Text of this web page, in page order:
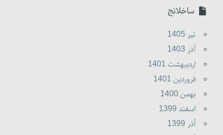
ساخلانج
تير 1405
آذر 1403
ارديبهشت 1401
فروردين 1401
بهمن 1400
اسفند 1399
آذر 1399